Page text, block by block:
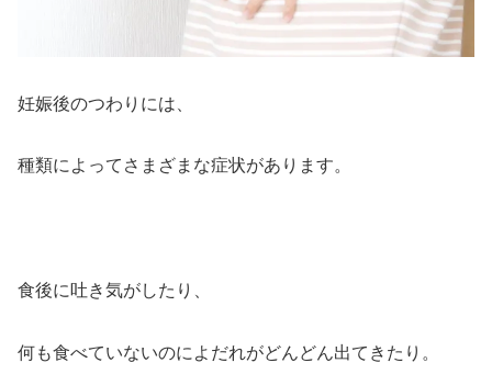
妊娠後のつわりには、
種類によってさまざまな症状があります。
食後に吐き気がしたり、
何も食べていないのによだれがどんどん出てきたり。